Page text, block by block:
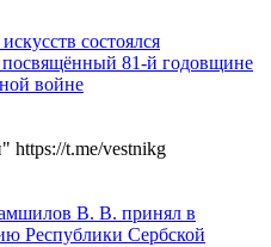
состоялся
посвящённый 81-й годовщине
войне
https://t.me/vestnikg
В. В. принял в
Республики Сербской